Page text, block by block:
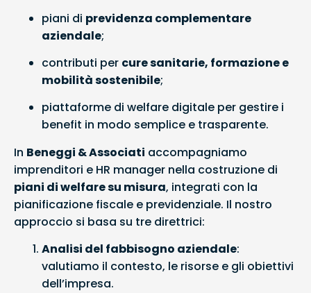
piani di previdenza complementare
aziendale;
contributi per cure sanitarie, formazione e
mobilità sostenibile;
piattaforme di welfare digitale per gestire i
benefit in modo semplice e trasparente.
In Beneggi & Associati accompagniamo
imprenditori e HR manager nella costruzione di
piani di welfare su misura, integrati con la
pianificazione fiscale e previdenziale. Il nostro
approccio si basa su tre direttrici:
Analisi del fabbisogno aziendale:
valutiamo il contesto, le risorse e gli obiettivi
dell’impresa.